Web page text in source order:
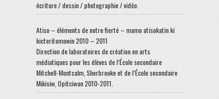
écriture / dessin / photographie / vidéo.
Atiso – éléments de notre fierté – mamo atisokatin ki
kicteritomowin 2010 – 2011
Direction de laboratoires de création en arts
médiatiques pour les élèves de l’École secondaire
Mitchell-Montcalm, Sherbrooke et de l’École secondaire
Mikisiw, Opitciwan 2010-2011.